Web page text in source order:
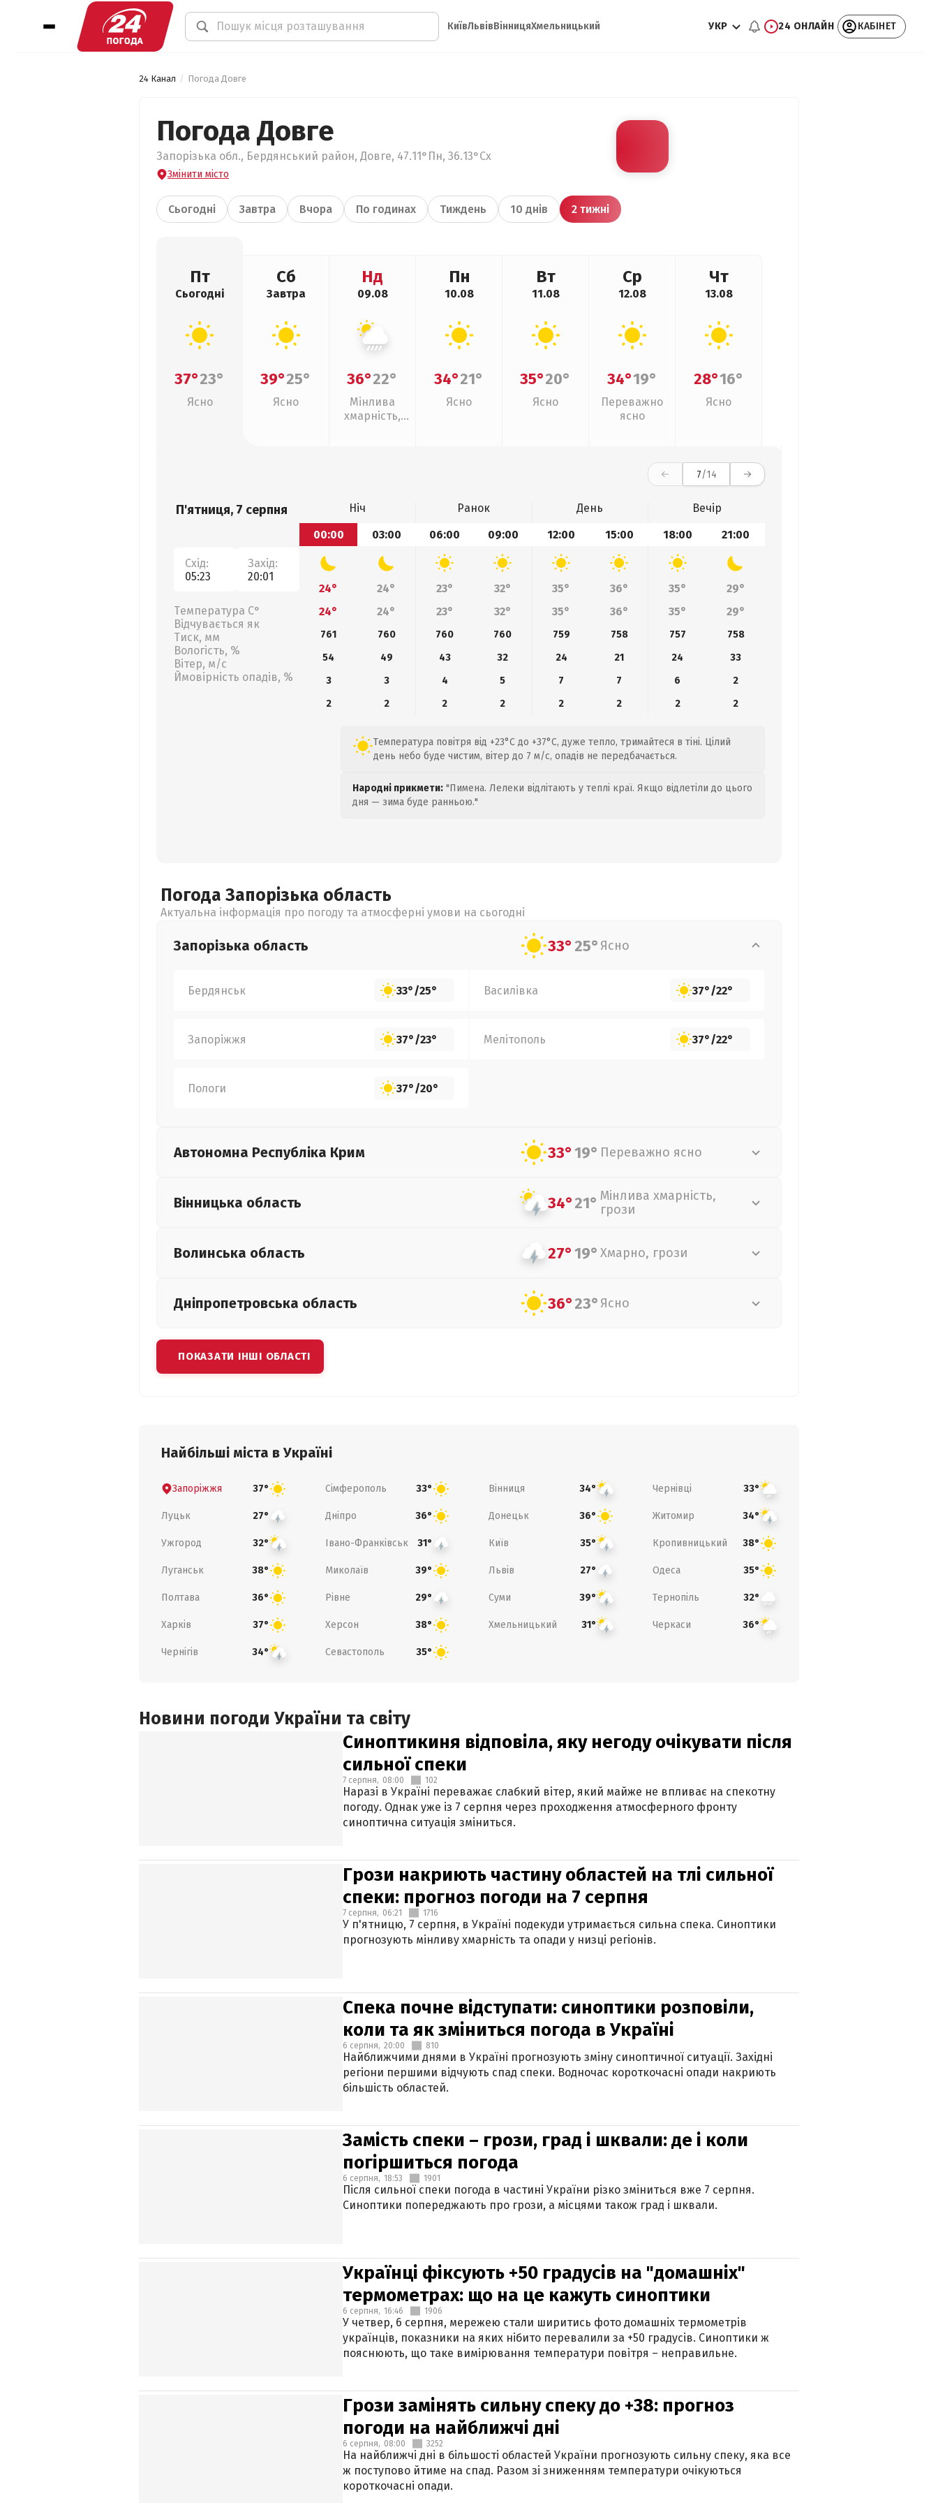
КиївЛьвівВінницяХмельницький УКР 24 ОНЛАЙН КАБІНЕТ
24 Канал Погода Довге
Погода Довге
Запорізька обл., Бердянський район, Довге, 47.11°Пн, 36.13°Сх
Змінити місто
Сьогодні Завтра Вчора По годинах Тиждень 10 днів 2 тижні
Пт
Сьогодні
37°23°
Ясно
Сб
Завтра
39°25°
Ясно
Нд
09.08
36°22°
Мінлива
хмарність,
Пн
10.08
34°21°
Ясно
Вт
11.08
35°20°
Ясно
Ср
12.08
34°19°
Переважно
ясно
Чт
13.08
28°16°
Ясно
7/14
П'ятниця, 7 серпня
Схід:
05:23
Захід:
20:01
Температура С°
Відчувається як
Тиск, мм
Вологість, %
Вітер, м/с
Ймовірність опадів, %
Ніч Ранок День
Вечір
00:00
03:00 06:00 09:00 12:00 15:00 18:00 21:00
24° 24° 23° 32° 35° 36° 35°
29°
24°
24° 23° 32° 35° 36° 35° 29°
761 760 760 760 759 758 757
758
54
49 43 32 24 21 24
33
3
3 4 5 7 7 6
2
2
2 2 2 2 2 2 2
Температура повітря від +23°C до +37°C, дуже тепло, тримайтеся в тіні. Цілий
день небо буде чистим, вітер до 7 м/с, опадів не передбачається.
Народні прикмети: "Пимена. Лелеки відлітають у теплі краї. Якщо відлетіли до цього
дня — зима буде ранньою."
Погода Запорізька область
Актуальна інформація про погоду та атмосферні умови на сьогодні
Запорізька область 33°25° Ясно
Бердянськ 33°/25° Василівка 37°/22°
Запоріжжя 37°/23° Мелітополь 37°/22°
Пологи 37°/20°
Автономна Республіка Крим 33°19° Переважно ясно
Вінницька область 34°21° Мінлива хмарність,
грози
Волинська область 27°19° Хмарно, грози
Дніпропетровська область 36°23° Ясно
ПОКАЗАТИ ІНШІ ОБЛАСТІ
Найбільші міста в Україні
Запоріжжя 37° Сімферополь 33° Вінниця 34° Чернівці 33°
Луцьк 27° Дніпро 36° Донецьк 36° Житомир 34°
Ужгород 32° Івано-Франківськ 31° Київ 35° Кропивницький 38°
Луганськ 38° Миколаїв 39° Львів 27° Одеса 35°
Полтава 36° Рівне 29° Суми 39° Тернопіль 32°
Харків 37° Херсон 38° Хмельницький 31° Черкаси 36°
Чернігів 34° Севастополь 35°
Новини погоди України та світу
Синоптикиня відповіла, яку негоду очікувати після
сильної спеки
7 серпня, 08:00 102
Наразі в Україні переважає слабкий вітер, який майже не впливає на спекотну
погоду. Однак уже із 7 серпня через проходження атмосферного фронту
синоптична ситуація зміниться.
Грози накриють частину областей на тлі сильної
спеки: прогноз погоди на 7 серпня
7 серпня, 06:21 1716
У п'ятницю, 7 серпня, в Україні подекуди утримається сильна спека. Синоптики
прогнозують мінливу хмарність та опади у низці регіонів.
Спека почне відступати: синоптики розповіли,
коли та як зміниться погода в Україні
6 серпня, 20:00 810
Найближчими днями в Україні прогнозують зміну синоптичної ситуації. Західні
регіони першими відчують спад спеки. Водночас короткочасні опади накриють
більшість областей.
Замість спеки – грози, град і шквали: де і коли
погіршиться погода
6 серпня, 18:53 1901
Після сильної спеки погода в частині України різко зміниться вже 7 серпня.
Синоптики попереджають про грози, а місцями також град і шквали.
Українці фіксують +50 градусів на "домашніх"
термометрах: що на це кажуть синоптики
6 серпня, 16:46 1906
У четвер, 6 серпня, мережею стали ширитись фото домашніх термометрів
українців, показники на яких нібито перевалили за +50 градусів. Синоптики ж
пояснюють, що таке вимірювання температури повітря – неправильне.
Грози замінять сильну спеку до +38: прогноз
погоди на найближчі дні
6 серпня, 08:00 3252
На найближчі дні в більшості областей України прогнозують сильну спеку, яка все
ж поступово йтиме на спад. Разом зі зниженням температури очікуються
короткочасні опади.